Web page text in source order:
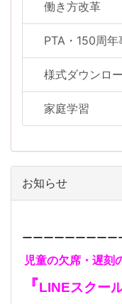
働き方改革
PTA・150周
様式ダウンロ
家庭学習
お知らせ
ーーーーーーーー
児童の欠席・遅刻
『LINEスクー